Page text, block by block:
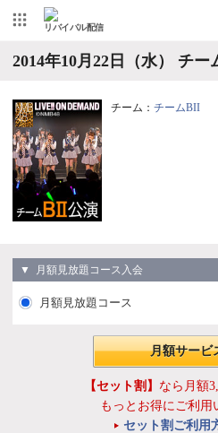
リバイバル配信
2014年10月22日（水） チ
チーム： チームBII
▼ 月額見放題コース入会
月額見放題コース
月額サービ
【セット割】 なら月額
もっとお得にご利用
セット割ご利用